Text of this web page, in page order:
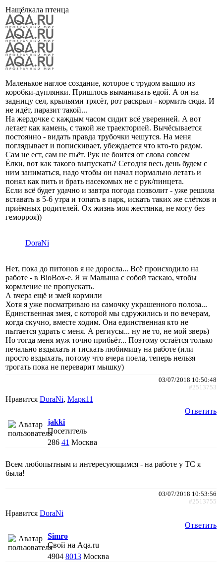
Нащёлкала птенца
Маленькое наглое создание, которое с трудом вышло из
коробки-дуплянки. Пришлось выманивать едой. А он на
задницу сел, крыльями трясёт, рот раскрыл - кормить сюда. И
не идёт, паразит такой...
На жердочке с каждым часом сидит всё уверенней. А вот
летает как камень, с такой же траекторией. Вычёсывается
постоянно - видать правда трубочки чешутся. На меня
поглядывает и попискивает, убеждается что кто-то рядом.
Сам не ест, сам не пьёт. Рук не боится от слова совсем
Ёлки, вот как такого выпускать? Сегодня весь день будем с
ним заниматься, надо чтобы он начал нормально летать и
понял как пить и брать насекомых не с рук/пинцета.
Если всё будет удачно и завтра погода позволит - уже решила
вставать в 5-6 утра и топать в парк, искать таких же слётков и
приёмных родителей. Ох жизнь моя жестянка, не могу без
геморроя))
DoraNi
Нет, пока до питонов я не доросла... Всё происходило на
работе - в BioBox-е. Я ж Малыша с собой таскаю, чтобы
кормление не пропускать.
А вчера ещё и змей кормили
Хотя я уже посматриваю на самочку украшенного полоза...
Единственная змея, с которой мы сдружились и по вечерам,
когда скучно, вместе ходим. Она единственная кто не
пытается удрать с меня. А региусы... ну не то, не мой зверь)
Но тогда меня муж точно прибьёт... Поэтому остаётся только
печально вздыхать и тискать любимицу на работе (или
просто вздыхать, потому что вчера поела, теперь нельзя
трогать пока не переварит мышку)
03/07/2018 10:50:48
#2513753
Нравится DoraNi, Марк11
Ответить
jakki
Посетитель
286 41 Москва
Всем любопытным и интересующимся - на работе у ТС я
была!
03/07/2018 10:53:56
#2513755
Нравится DoraNi
Ответить
Simro
Свой на Aqa.ru
4904 8013 Москва